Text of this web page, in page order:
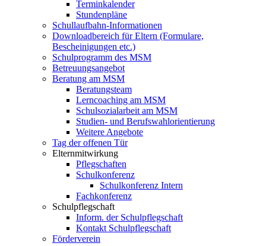
Terminkalender
Stundenpläne
Schullaufbahn-Informationen
Downloadbereich für Eltern (Formulare,
Bescheinigungen etc.)
Schulprogramm des MSM
Betreuungsangebot
Beratung am MSM
Beratungsteam
Lerncoaching am MSM
Schulsozialarbeit am MSM
Studien- und Berufswahlorientierung
Weitere Angebote
Tag der offenen Tür
Elternmitwirkung
Pflegschaften
Schulkonferenz
Schulkonferenz Intern
Fachkonferenz
Schulpflegschaft
Inform. der Schulpflegschaft
Kontakt Schulpflegschaft
Förderverein